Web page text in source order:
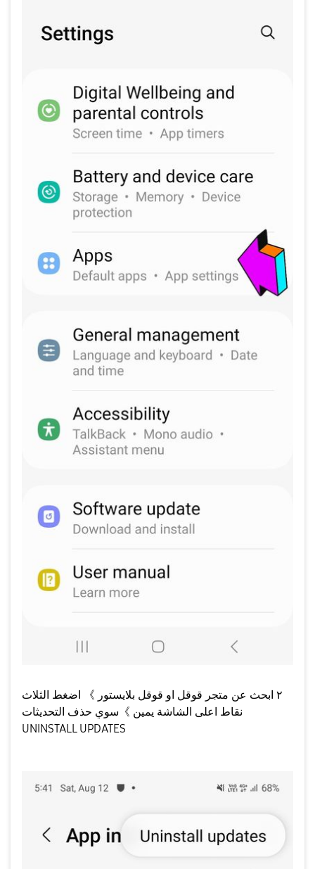
٢ ابحث عن متجر قوقل او قوقل بلايستور 》 اضغط الثلاث
نقاط اعلى الشاشة يمين 》سوي حذف التحديثات
UNINSTALL UPDATES